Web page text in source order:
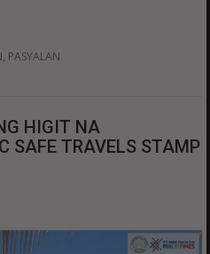
PASYALAN
HIGIT NA
SAFE TRAVELS STAMP